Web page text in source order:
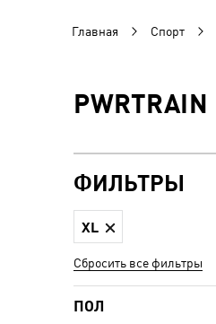
Главная Спорт
PWRTRAIN
ФИЛЬТРЫ
XL
Сбросить все фильтры
ПОЛ